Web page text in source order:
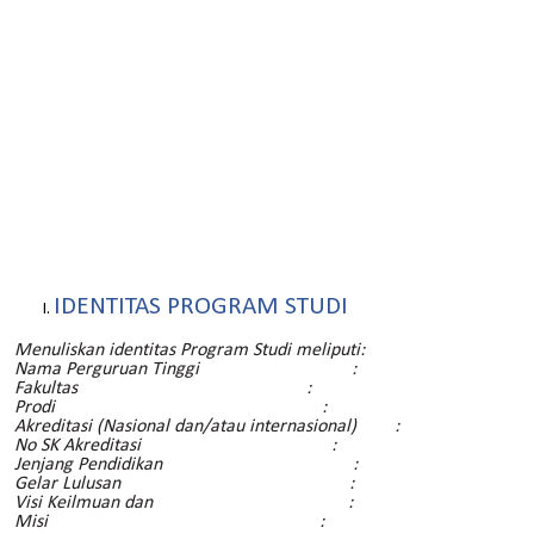
IDENTITAS PROGRAM STUDI
Menuliskan identitas Program Studi meliputi:
Nama Perguruan Tinggi :
Fakultas :
Prodi :
Akreditasi (Nasional dan/atau internasional) :
No SK Akreditasi :
Jenjang Pendidikan :
Gelar Lulusan :
Visi Keilmuan dan :
Misi :